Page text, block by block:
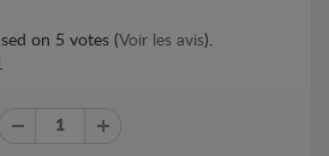
on 5 votes (Voir les avis).